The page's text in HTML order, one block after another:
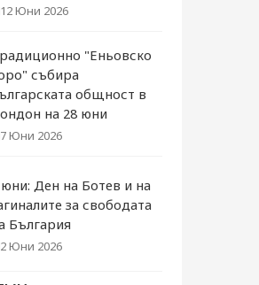
12 Юни 2026
"Еньовско
събира
общност в
на 28 юни
7 Юни 2026
Ден на Ботев и на
за свободата
България
2 Юни 2026